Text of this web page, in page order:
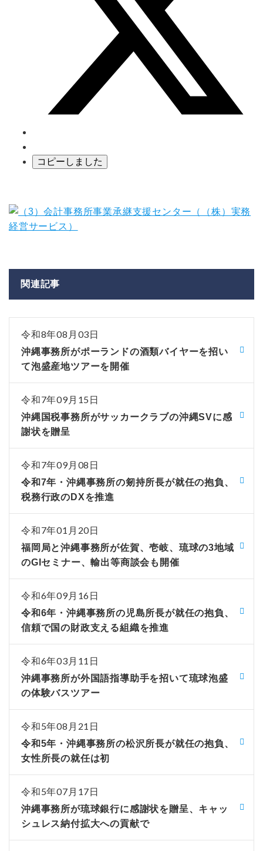
コピーしました
関連記事
令和8年08月03日
沖縄事務所がポーランドの酒類バイヤーを招い
て泡盛産地ツアーを開催
令和7年09月15日
沖縄国税事務所がサッカークラブの沖縄SVに感
謝状を贈呈
令和7年09月08日
令和7年・沖縄事務所の剱持所長が就任の抱負、
税務行政のDXを推進
令和7年01月20日
福岡局と沖縄事務所が佐賀、壱岐、琉球の3地域
のGIセミナー、輸出等商談会も開催
令和6年09月16日
令和6年・沖縄事務所の児島所長が就任の抱負、
信頼で国の財政支える組織を推進
令和6年03月11日
沖縄事務所が外国語指導助手を招いて琉球泡盛
の体験バスツアー
令和5年08月21日
令和5年・沖縄事務所の松沢所長が就任の抱負、
女性所長の就任は初
令和5年07月17日
沖縄事務所が琉球銀行に感謝状を贈呈、キャッ
シュレス納付拡大への貢献で